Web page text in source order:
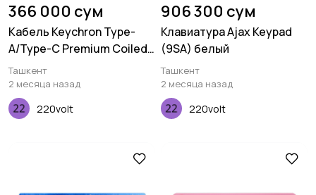
366 000 сум
Кабель Keychron Type-
A/Type-C Premium Coiled
Aviator, Cable-Angled,
Purple
Ташкент
2 месяца назад
220volt
906 300 сум
Клавиатура Ajax Keypad
(9SA) белый
Ташкент
2 месяца назад
220volt